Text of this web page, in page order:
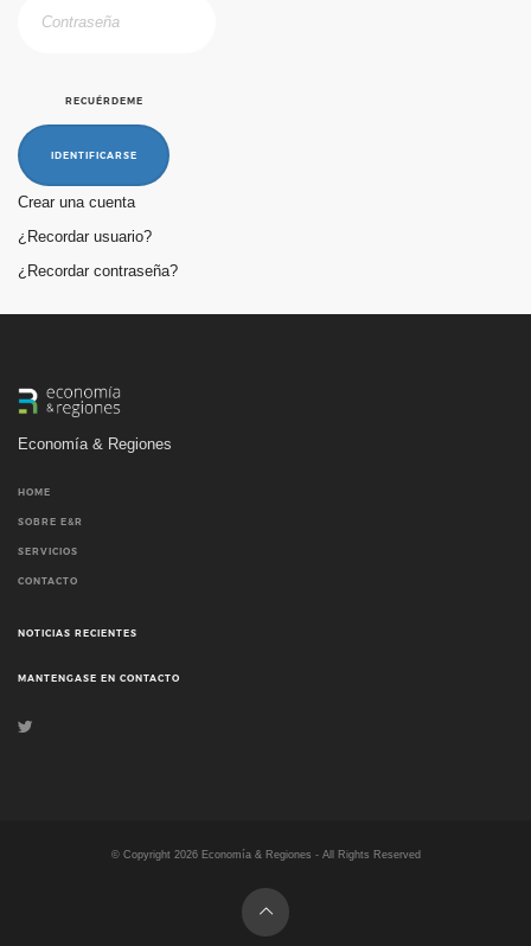
RECUÉRDEME
IDENTIFICARSE
Crear una cuenta
¿Recordar usuario?
¿Recordar contraseña?
Economía & Regiones
HOME
SOBRE E&R
SERVICIOS
CONTACTO
NOTICIAS RECIENTES
MANTENGASE EN CONTACTO
© Copyright 2026Economía & Regiones - All Rights Reserved